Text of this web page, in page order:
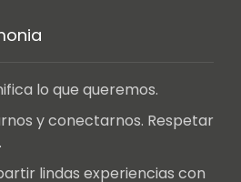
lo que queremos.
y conectarnos. Respetar
lindas experiencias con